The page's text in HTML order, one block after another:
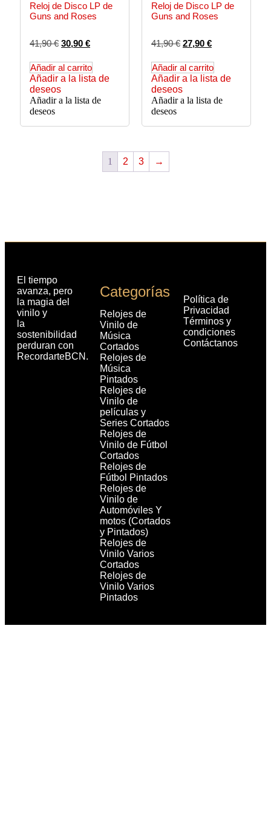
Reloj de Disco LP de
Guns and Roses
41,90€ 30,90 €
Añadir al carrito
Añadir a la lista de
deseos
Añadir a la lista de
deseos
Reloj de Disco LP de
Guns and Roses
41,90€ 27,90 €
Añadir al carrito
Añadir a la lista de
deseos
Añadir a la lista de
deseos
1 2 3 →
El tiempo
avanza, pero
la magia del
vinilo y
la
sostenibilidad
perduran con
RecordarteBCN.
Categorías
Relojes de
Vinilo de
Música
Cortados
Relojes de
Música
Pintados
Relojes de
Vinilo de
películas y
Series Cortados
Relojes de
Vinilo de Fútbol
Cortados
Relojes de
Fútbol Pintados
Relojes de
Vinilo de
Automóviles Y
motos (Cortados
y Pintados)
Relojes de
Vinilo Varios
Cortados
Relojes de
Vinilo Varios
Pintados
Política de
Privacidad
Términos y
condiciones
Contáctanos